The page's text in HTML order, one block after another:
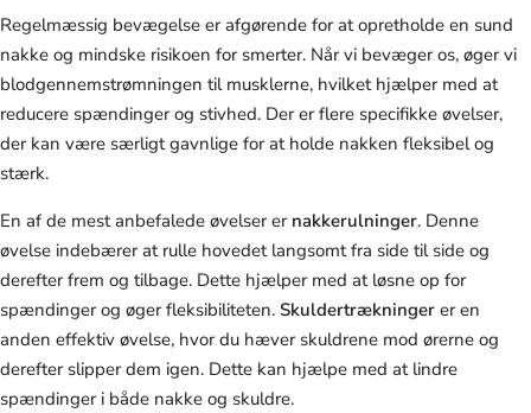
Regelmæssig bevægelse er afgørende for at opretholde en sund
nakke og mindske risikoen for smerter. Når vi bevæger os, øger vi
blodgennemstrømningen til musklerne, hvilket hjælper med at
reducere spændinger og stivhed. Der er flere specifikke øvelser,
der kan være særligt gavnlige for at holde nakken fleksibel og
stærk.
En af de mest anbefalede øvelser er nakkerulninger. Denne
øvelse indebærer at rulle hovedet langsomt fra side til side og
derefter frem og tilbage. Dette hjælper med at løsne op for
spændinger og øger fleksibiliteten. Skuldertrækninger er en
anden effektiv øvelse, hvor du hæver skuldrene mod ørerne og
derefter slipper dem igen. Dette kan hjælpe med at lindre
spændinger i både nakke og skuldre.